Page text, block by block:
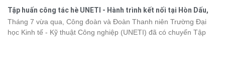
năm 2026 ngay dưới đây.
kết, sẻ chia và lưu giữ nhiều khoảnh khắc đáng nhớ. Hãy cùng
nhìn lại chuyến đi ngập tràn niềm vui và những trải nghiệm khó
quên.
Tập huấn công tác hè UNETI - Hành trình kết nối tại Hòn Dấu,
Đồ Sơn
Tháng 7 vừa qua, Công đoàn và Đoàn Thanh niên Trường Đại
học Kinh tế - Kỹ thuật Công nghiệp (UNETI) đã có chuyến Tập